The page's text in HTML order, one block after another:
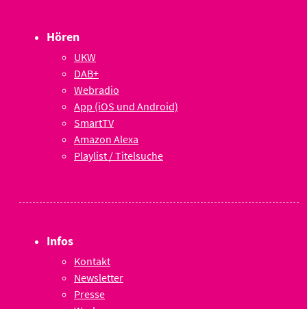
Hören
UKW
DAB+
Webradio
App (iOS und Android)
SmartTV
Amazon Alexa
Playlist / Titelsuche
Infos
Kontakt
Newsletter
Presse